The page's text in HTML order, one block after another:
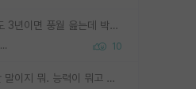
서당개 개 ㅅㄲ도 3년이면 풍월 읊는데 박사 5년 이상 대리고 있으면서 물된건 교수 탓 맞는ㄱ게 거기가 서당이 아니란 소리임
물박사의 기준이 뭐임? 10
능력없는박사 란 말이지 뭐. 능력이 뭐고 능력이 있다는게 뭔지는 사람마다 기준이 다르니까 얘기해봐야 서로 자기 기준만 얘기해서 논쟁이 끝이 안나고. 주위에서 능력있고 야심있는 신입생이 교수가 유의미한 피드백을 아예 안주면서 제대로된 과제에 참여해볼 기회도 제공하지 않고 잡일 뺑뺑이만 돌려서 맨날 단순작업만 하면서 밤새다가 눈빛이 점점 죽어가는걸 본 사람은 물박사는 교수탓이라고 하고, 교수는 이것저것 알려도 주고 기회도 주고 사수 동기 붙여주면서 어떻게든 끌고가려고 하는데 본인이 매일 뺀질거리면서 출근 하는둥마는둥 하다가 기껏 와서도 폰이나 쳐다보다가 실험 망치고 저녁약속있어서 먼저 가볼게요~ 하는걸 본 사람은 물박사는 본인탓이라고 함.